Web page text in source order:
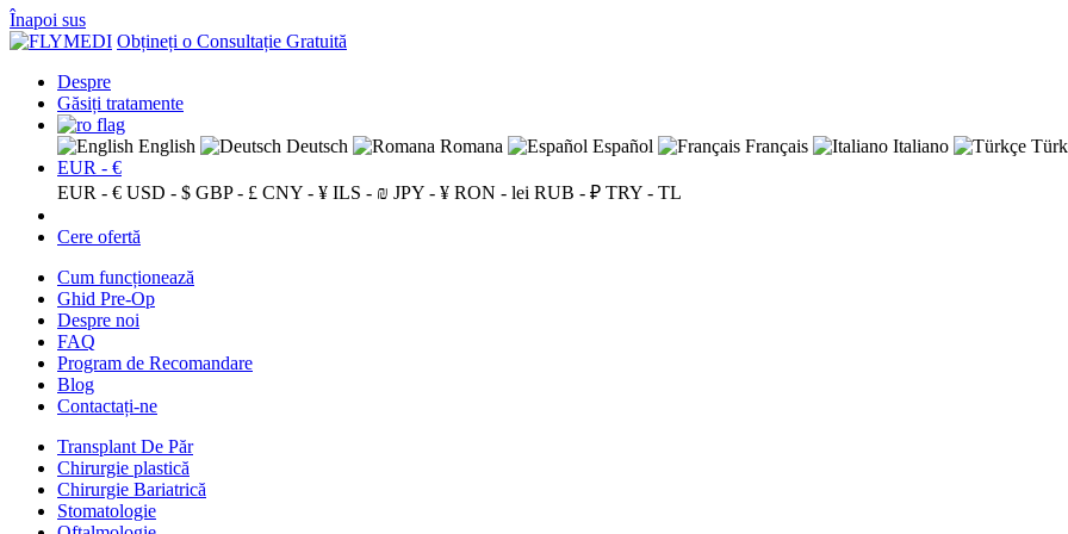
Înapoi sus
Obțineți o Consultație Gratuită
Despre
Găsiți tratamente
English Deutsch Romana Español Français Italiano
EUR - €
EUR - € USD - $ GBP - £ CNY - ¥ ILS - ₪ JPY - ¥ RON - lei RUB - ₽ TRY - TL
Cere ofertă
Cum funcționează
Ghid Pre-Op
Despre noi
FAQ
Program de Recomandare
Blog
Contactați-ne
Transplant De Păr
Chirurgie plastică
Chirurgie Bariatrică
Stomatologie